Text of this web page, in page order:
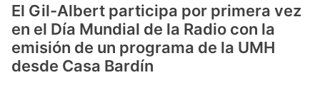
El Gil-Albert participa por primera vez
en el Día Mundial de la Radio con la
emisión de un programa de la UMH
desde Casa Bardín